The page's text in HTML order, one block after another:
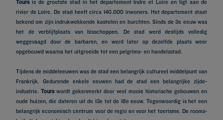
Toursis de grootste stad in het departement Indre et Loire en ligt aan de
rivier de Loire. De stad heeft circa 140.000 inwoners. Het departement staat
bekend om zijn indrukwekkende kastelen en burchten. Sinds de 3e eeuw was
het de verblijfplaats van bisschoppen. De stad werd destijds volledig
weggevaagd door de barbaren, en werd later op dezelfde plaats weer
opgebouwd waarna het uitgroeide tot een pelgrims- en handelsstad.
Tijdens de middeleeuwen was de stad een belangrijk cultureel middelpunt van
Frankrijk. Gedurende enkele eeuwen had de stad een belangrijke zijde-
industrie. Tourswordt gekenmerkt door veel mooie historische gebouwen en
oude huizen, die dateren uit de 13e tot de 18e eeuw. Tegenwoordig is het een
belangrijk economisch centrum voor de regio en voor het toerisme. De rooms-